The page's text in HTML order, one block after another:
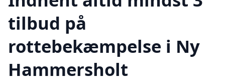
tilbud på
rottebekæmpelse i Ny
Hammersholt